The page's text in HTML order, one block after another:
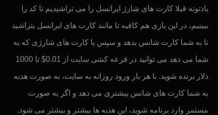
یادتونه قبلا کارت های شارژ ایرانسل را می تراشیدیم تا کد را
ببینیم، در این بازی هم کافیه تا مانند کارت های ایرانسل بتراشید
تا به شما کارت شانس بدهد و سپس با کارت های شارژی که به
شما می دهد می توانید در قرعه کشی سایت از 0.01$ تا 1000
دلار برنده شوید. با هر بار ورود روزانه به سایت، به صورت هدیه
به شما کارت های شانس بیشتری می دهد و اگر به صورت
مستمر وارد برنامه شوید، این هدیه ها بیشتر و بیشتر می شود.